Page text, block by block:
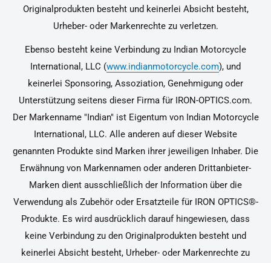
Originalprodukten besteht und keinerlei Absicht besteht,
Urheber- oder Markenrechte zu verletzen.
Ebenso besteht keine Verbindung zu Indian Motorcycle
International, LLC (www.indianmotorcycle.com), und
keinerlei Sponsoring, Assoziation, Genehmigung oder
Unterstützung seitens dieser Firma für IRON-OPTICS.com.
Der Markenname "Indian" ist Eigentum von Indian Motorcycle
International, LLC. Alle anderen auf dieser Website
genannten Produkte sind Marken ihrer jeweiligen Inhaber. Die
Erwähnung von Markennamen oder anderen Drittanbieter-
Marken dient ausschließlich der Information über die
Verwendung als Zubehör oder Ersatzteile für IRON OPTICS®-
Produkte. Es wird ausdrücklich darauf hingewiesen, dass
keine Verbindung zu den Originalprodukten besteht und
keinerlei Absicht besteht, Urheber- oder Markenrechte zu